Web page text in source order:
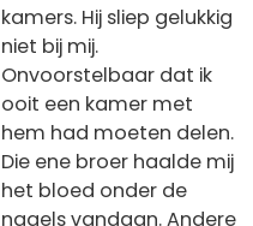
kamers. Hij sliep gelukkig
niet bij mij.
Onvoorstelbaar dat ik
ooit een kamer met
hem had moeten delen.
Die ene broer haalde mij
het bloed onder de
nagels vandaan. Andere